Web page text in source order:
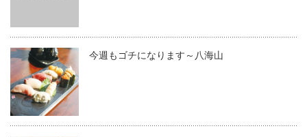
今週もゴチになります～八海山